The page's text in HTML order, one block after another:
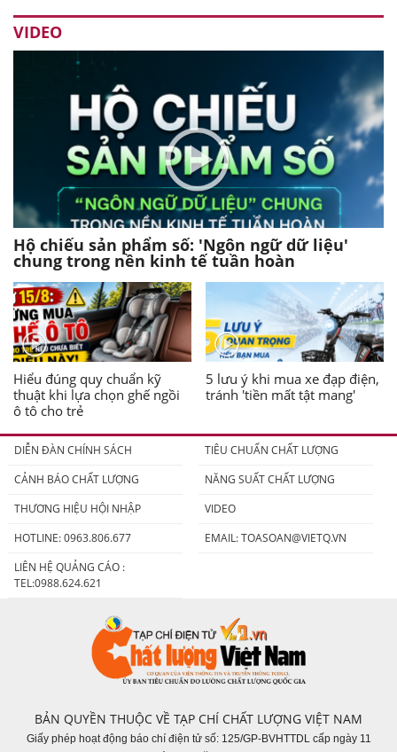
VIDEO
Hộ chiếu sản phẩm số: 'Ngôn ngữ dữ liệu'
chung trong nền kinh tế tuần hoàn
Hiểu đúng quy chuẩn kỹ
thuật khi lựa chọn ghế ngồi
ô tô cho trẻ
5 lưu ý khi mua xe đạp điện,
tránh 'tiền mất tật mang'
DIỄN ĐÀN CHÍNH SÁCH
TIÊU CHUẨN CHẤT LƯỢNG
CẢNH BÁO CHẤT LƯỢNG
NĂNG SUẤT CHẤT LƯỢNG
THƯƠNG HIỆU HỘI NHẬP
VIDEO
HOTLINE: 0963.806.677
EMAIL:TOASOAN@VIETQ.VN
LIÊN HỆ QUẢNG CÁO :
TEL:0988.624.621
BẢN QUYỀN THUỘC VỀ TẠP CHÍ CHẤT LƯỢNG VIỆT NAM
Giấy phép hoạt động báo chí điện tử số: 125/GP-BVHTTDL cấp ngày 11